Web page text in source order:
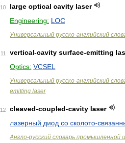
10
large optical cavity laser
Engineering: LOC
Универсальный русско-английский
11
vertical-cavity surface-emitting
Optics: VCSEL
Универсальный русско-английский
emitting laser
12
cleaved-coupled-cavity laser
лазерный диод со сколото-
Англо-русский словарь промышленной